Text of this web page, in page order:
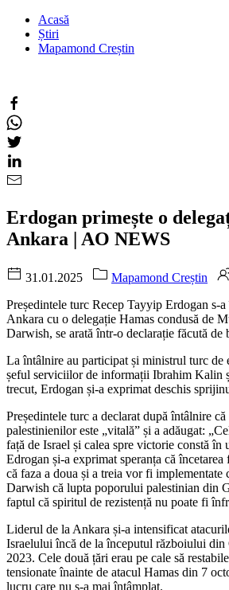
Acasă
Știri
Mapamond Creștin
Erdogan primește o
Ankara | AO NEWS
31.01.2025 Mapamond Creștin
Președintele turc Recep Tayyip Erdogan s-
Ankara cu o delegație Hamas condusă de
Darwish, se arată într-o declarație făcută
La întâlnire au participat și ministrul turc de
șeful serviciilor de informații Ibrahim Kalin
trecut, Erdogan și-a exprimat deschis
Președintele turc a declarat după întâlnire
palestinienilor este „vitală” și a adăugat:
față de Israel și calea spre victorie constă în
Edrogan și-a exprimat speranța că
că faza a doua și a treia vor fi implementate
Darwish că lupta poporului palestinian din
faptul că spiritul de rezistență nu poate fi
Liderul de la Ankara și-a intensificat
Israelului încă de la începutul războiului din
2023. Cele două țări erau pe cale să
tensionate înainte de atacul Hamas din 7
lucru care nu s-a mai întâmplat.